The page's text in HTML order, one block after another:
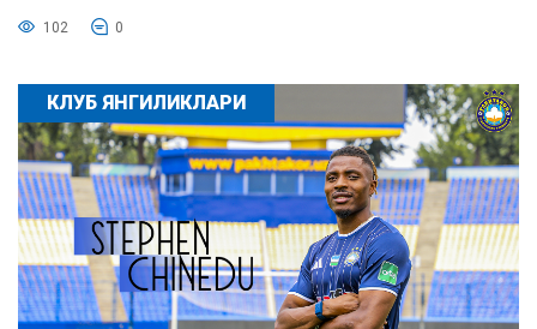
102 0
КЛУБ ЯНГИЛИКЛАРИ